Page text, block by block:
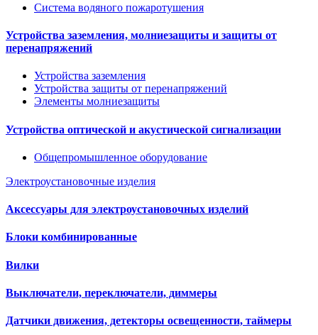
Система водяного пожаротушения
Устройства заземления, молниезащиты и защиты от
перенапряжений
Устройства заземления
Устройства защиты от перенапряжений
Элементы молниезащиты
Устройства оптической и акустической сигнализации
Общепромышленное оборудование
Электроустановочные изделия
Аксессуары для электроустановочных изделий
Блоки комбинированные
Вилки
Выключатели, переключатели, диммеры
Датчики движения, детекторы освещенности, таймеры